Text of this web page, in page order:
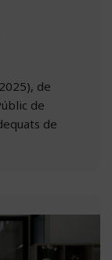
de
de
de